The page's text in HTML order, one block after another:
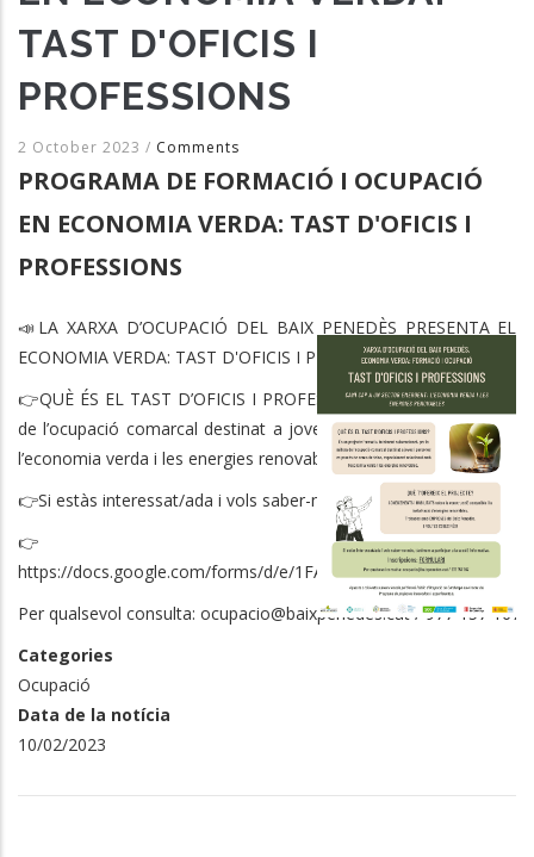
TAST D'OFICIS I
PROFESSIONS
2 October 2023 / Comments
PROGRAMA DE FORMACIÓ I OCUPACIÓ
EN ECONOMIA VERDA: TAST D'OFICIS I
PROFESSIONS
📣LA XARXA D’OCUPACIÓ DEL BAIX PENEDÈS PRESENTA
ECONOMIA VERDA: TAST D'OFICIS I PROFESSIONS.♻
👉QUÈ ÉS EL TAST D’OFICIS I PROFESSIONS? És un
de l’ocupació comarcal destinat a joves i persones en procés
l’economia verda i les energies renovables.
👉Si estàs interessat/ada i vols saber-ne més, t’animem a
https://docs.google.com/forms/d/e/
Per qualsevol consulta: ocupacio@baixpenedes.cat / 977 157 167
Categories
Ocupació
Data de la notícia
10/02/2023